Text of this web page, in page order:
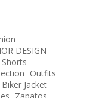
DESIGN
Outfits
Biker Jacket